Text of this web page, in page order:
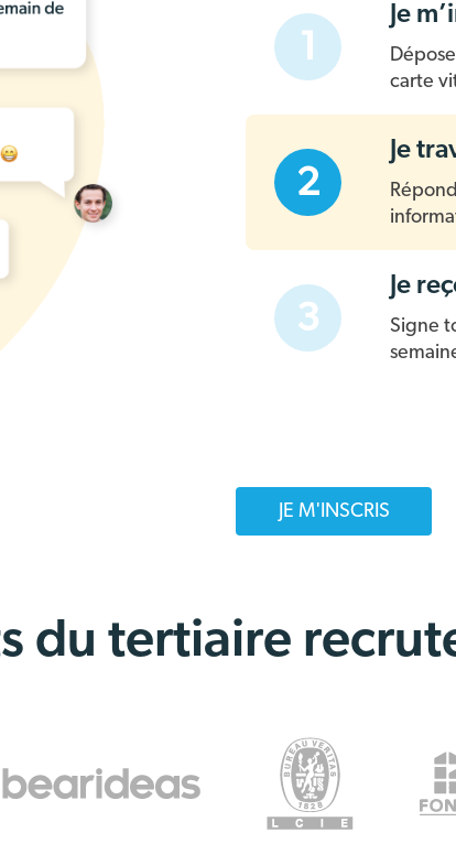
1
Je
carte
2
Je
3
Je
Signe
JE M'INSCRIS
du tertiaire